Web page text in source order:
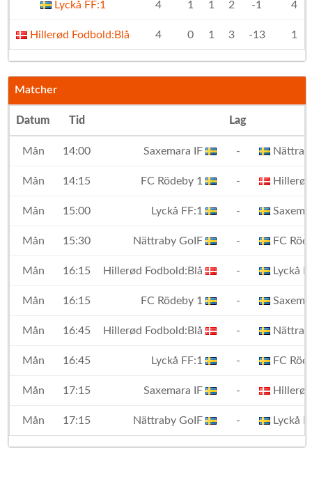
Lyckå FF:1 4 1 1 2 -1 4
Hillerød Fodbold:Blå 4 0 1 3 -13 1
Matcher
Datum Tid Lag
Mån 14:00 Saxemara IF -
Mån 14:15 FC Rödeby 1 -
Mån 15:00 Lyckå FF:1 -
Mån 15:30 Nättraby GoIF - FC
Mån 16:15 Hillerød Fodbold:Blå - Lyckå
Mån 16:15 FC Rödeby 1 -
Mån 16:45 Hillerød Fodbold:Blå -
Mån 16:45 Lyckå FF:1 - FC
Mån 17:15 Saxemara IF -
Mån 17:15 Nättraby GoIF - Lyckå